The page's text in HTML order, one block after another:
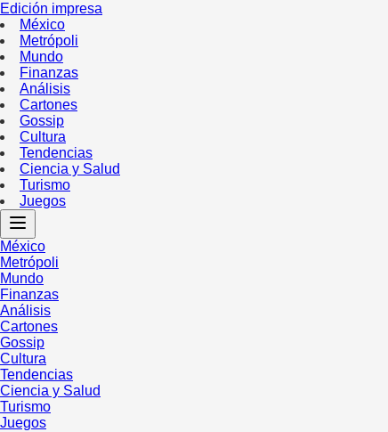
Edición impresa
México
Metrópoli
Mundo
Finanzas
Análisis
Cartones
Gossip
Cultura
Tendencias
Ciencia y Salud
Turismo
Juegos
México
Metrópoli
Mundo
Finanzas
Análisis
Cartones
Gossip
Cultura
Tendencias
Ciencia y Salud
Turismo
Juegos